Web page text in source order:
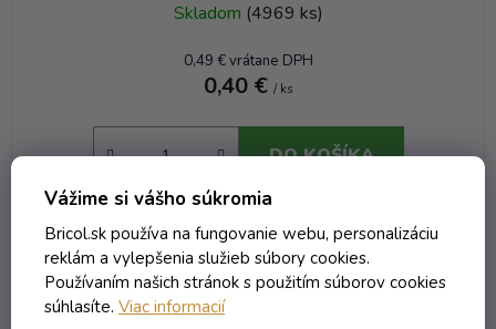
Vážime si vášho súkromia
Bricol.sk používa na fungovanie webu, personalizáciu
reklám a vylepšenia služieb súbory cookies.
Používaním našich stránok s použitím súborov cookies
súhlasíte. Viac informacií
Skladom (4969 ks)
0,49 € vrátane DPH
0,40 € / ks
DO KOŠÍKA
AKCIA Kód: